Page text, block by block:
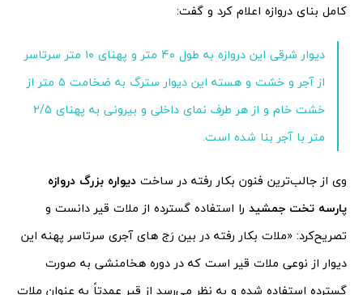
کامل بنای دروازه اعلام کرد و گفت:
دیوار شرقی این دروازه به طول ۴۰ متر و پهنای ۱۰ متر سرتاسر
از آجر و خشت و هسته این دیوار سترگ به ضخامت ۵ متر از
خشت خام و از هر طرف نمای داخلی و بیرونی به پهنای ۲/۵
متر با آجر بنا شده است.
وی از جالب‌ترین فنون بکار رفته در ساخت دیواره بزرگ دروازه
پارسه تخت جمشید را استفاده گسترده از ملات قیر دانست و
تصریح‌کرد: «ملات بکار رفته در بین رَج های آجری سرتاسر پهنه این
دیوار از نوعی ملات قیر است که در دوره هخامنشی به صورت
گسترده استفاده شده و به نظر می‌رسد از قیر عمدتاً به عنوان ملات